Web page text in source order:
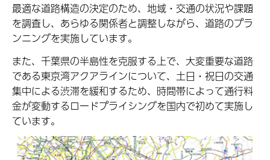
最適な道路構造の決定のため、地域・交通の状況や課題
を調査し、あらゆる関係者と調整しながら、道路のプラ
ンニングを実施しています。
また、千葉県の半島性を克服する上で、大変重要な道路
である東京湾アクアラインについて、土日・祝日の交通
集中による渋滞を緩和するため、時間帯によって通行料
金が変動するロードプライシングを国内で初めて実施し
ています。